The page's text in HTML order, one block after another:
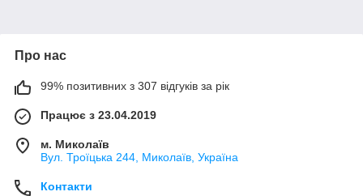
Про нас
99% позитивних з 307 відгуків за рік
Працює з 23.04.2019
м. Миколаїв
Вул. Троїцька 244, Миколаїв, Україна
Контакти